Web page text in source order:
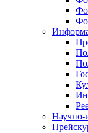
Научно-